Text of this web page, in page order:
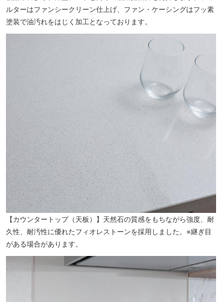
のぞみ保育園（約270m／徒歩4分）
ルターはファンシークリーン仕上げ、ファン・ケーシングはフッ素
塗装で油汚れをはじく加工となっております。
【カウンタートップ（天板）】天然石の質感をもちながら強度、耐
久性、耐汚性に優れたフィオレストーンを採用しました。※継ぎ目
がある場合があります。